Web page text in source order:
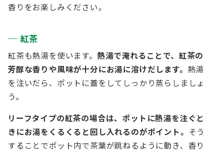
香りをお楽しみください。
紅茶
紅茶も熱湯を使います。 熱湯で淹れることで、紅茶の
芳醇な香りや風味が十分にお湯に溶けだします。 熱湯
を注いだら、ポットに蓋をしてしっかり蒸らしましょ
う。
リーフタイプの紅茶の場合は、ポットに熱湯を注ぐと
きにお湯をくるくると回し入れるのがポイント。 そう
することでポット内で茶葉が跳ねるように動き、香り